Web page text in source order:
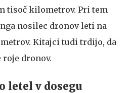
tisoč kilometrov. Pri tem
nosilec dronov leti na
Kitajci tudi trdijo, da
dronov.
letel v dosegu